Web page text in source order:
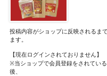
投稿内容がショップに反映されるま
ます。
【現在ログインされておりません】
※当ショップで会員登録をされてい
後、